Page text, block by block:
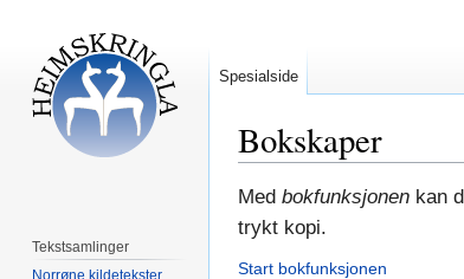
Bokskaper
Hopp
til
Hopp
til
Med bokfunksjonen kan
trykt kopi.
Start bokfunksjonen
Spesialside
Tekstsamlinger
Norrøne kildetekster